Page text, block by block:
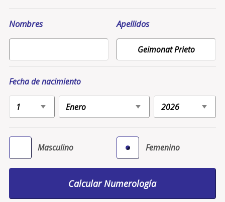
Nombres Apellidos
Fecha de nacimiento
Masculino Femenino